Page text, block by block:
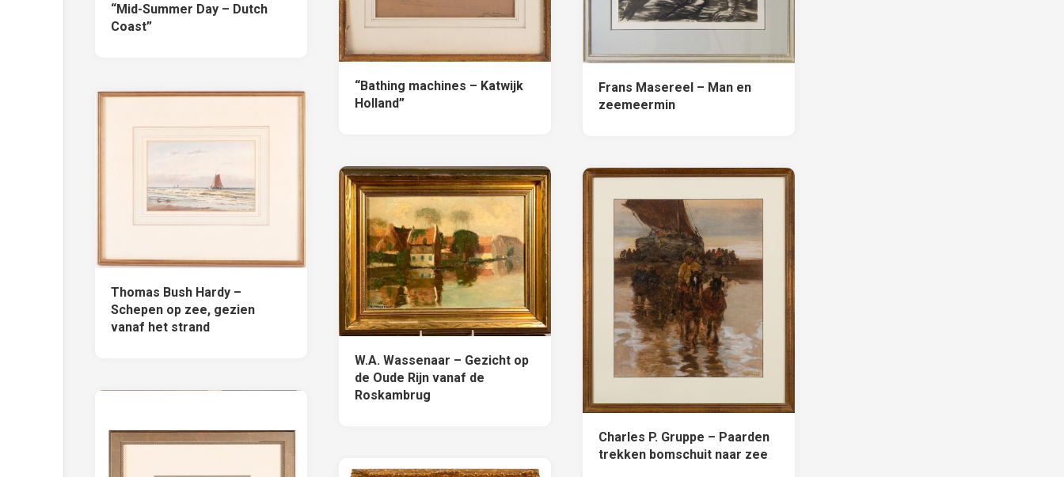
“Mid-Summer Day – Dutch
Coast”
Frans Masereel – Man en
zeemeermin
“Bathing machines – Katwijk
Holland”
Thomas Bush Hardy –
Schepen op zee, gezien
vanaf het strand
W.A. Wassenaar – Gezicht op
de Oude Rijn vanaf de
Roskambrug
Charles P. Gruppe – Paarden
trekken bomschuit naar zee